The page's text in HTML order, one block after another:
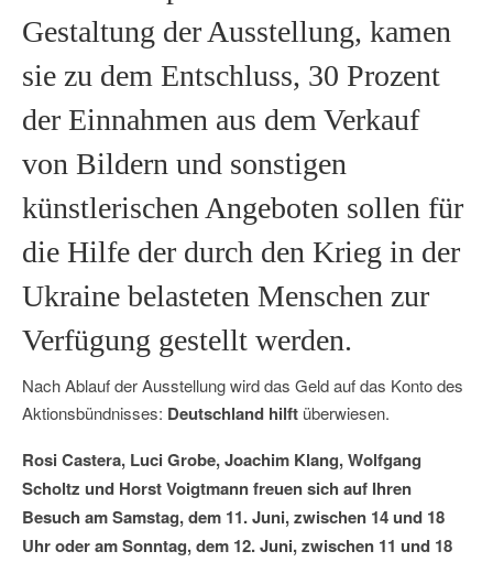
Gestaltung der Ausstellung, kamen
sie zu dem Entschluss, 30 Prozent
der Einnahmen aus dem Verkauf
von Bildern und sonstigen
künstlerischen Angeboten sollen für
die Hilfe der durch den Krieg in der
Ukraine belasteten Menschen zur
Verfügung gestellt werden.
Nach Ablauf der Ausstellung wird das Geld auf das Konto des
Aktionsbündnisses: Deutschland hilft überwiesen.
Rosi Castera, Luci Grobe, Joachim Klang, Wolfgang
Scholtz und Horst Voigtmann freuen sich auf Ihren
Besuch am Samstag, dem 11. Juni, zwischen 14 und 18
Uhr oder am Sonntag, dem 12. Juni, zwischen 11 und 18